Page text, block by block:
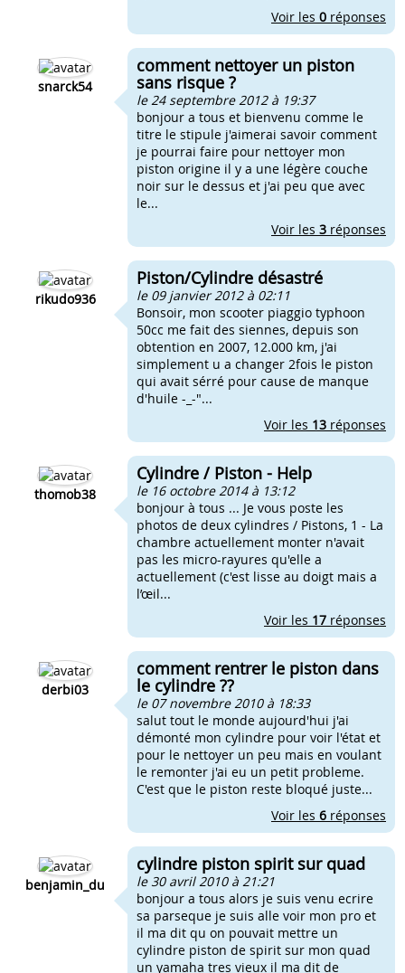
Voir les 0 réponses
snarck54
comment nettoyer un piston
sans risque ?
le 24 septembre 2012 à 19:37
bonjour a tous et bienvenu comme le
titre le stipule j'aimerai savoir comment
je pourrai faire pour nettoyer mon
piston origine il y a une légère couche
noir sur le dessus et j'ai peu que avec
le...
Voir les 3 réponses
rikudo936
Piston/Cylindre désastré
le 09 janvier 2012 à 02:11
Bonsoir, mon scooter piaggio typhoon
50cc me fait des siennes, depuis son
obtention en 2007, 12.000 km, j'ai
simplement u a changer 2fois le piston
qui avait sérré pour cause de manque
d'huile -_-"...
Voir les 13 réponses
thomob38
Cylindre / Piston - Help
le 16 octobre 2014 à 13:12
bonjour à tous ... Je vous poste les
photos de deux cylindres / Pistons, 1 - La
chambre actuellement monter n'avait
pas les micro-rayures qu'elle a
actuellement (c'est lisse au doigt mais a
l’œil...
Voir les 17 réponses
derbi03
comment rentrer le piston dans
le cylindre ??
le 07 novembre 2010 à 18:33
salut tout le monde aujourd'hui j'ai
démonté mon cylindre pour voir l'état et
pour le nettoyer un peu mais en voulant
le remonter j'ai eu un petit probleme.
C'est que le piston reste bloqué juste...
Voir les 6 réponses
benjamin_du
cylindre piston spirit sur quad
le 30 avril 2010 à 21:21
bonjour a tous alors je suis venu ecrire
sa parseque je suis alle voir mon pro et
il ma dit qu on pouvait mettre un
cylindre piston de spirit sur mon quad
un yamaha tres vieux il ma dit de